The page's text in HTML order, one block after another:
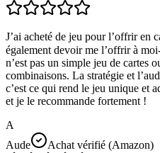
J’ai acheté de jeu pour l’offrir en
également devoir me l’offrir à
n’est pas un simple jeu de cartes
combinaisons. La stratégie et
c’est ce qui rend le jeu unique et
et je le recommande fortement !
A
Aude
Achat vérifié (Amazon)